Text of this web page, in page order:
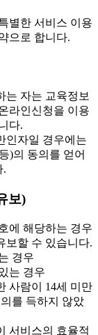
별한 서비스 이용
으로 합니다.
자는 교육정보
라인신청을 이용
다.
인자일 경우에는
)의 동의를 얻어
.
보)
에 해당하는 경우
보할 수 있습니다.
경우
는 경우
사람이 14세 미만
를 득하지 않았
서비스의 효율적